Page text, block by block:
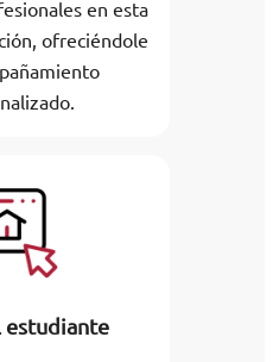
en esta
ofreciéndole
estudiante